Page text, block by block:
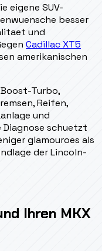
eigene SUV-
besser
und
Cadillac XT5
amerikanischen
Turbo,
Reifen,
und
Diagnose schuetzt
glamouroes als
der Lincoln-
Ihren MKX